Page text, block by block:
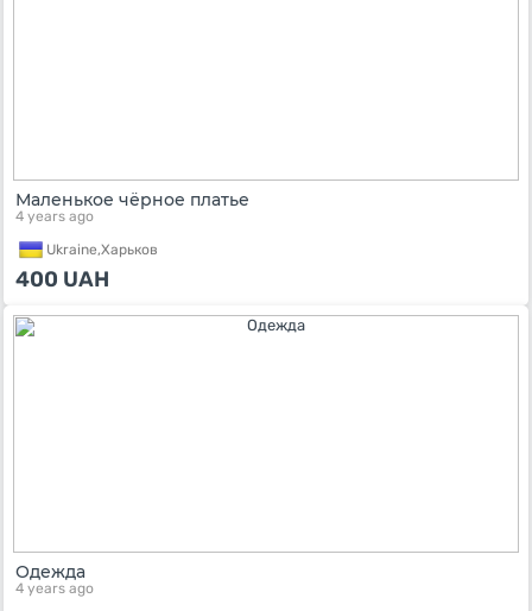
Маленькое чёрное платье
4 years ago
Ukraine,Харьков
400 UAH
Одежда
4 years ago